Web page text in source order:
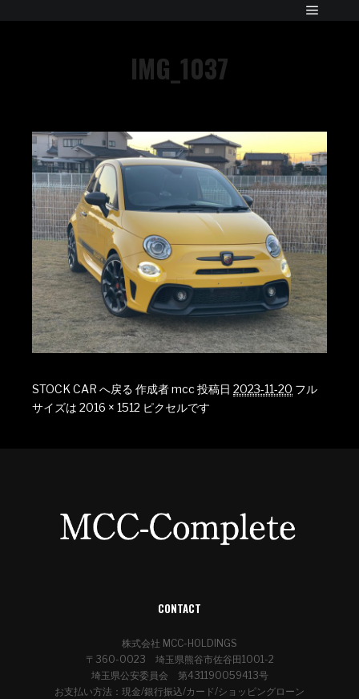
IMG_1037
STOCK CAR へ戻る 作成者mcc投稿日 2023-11-20 フル
サイズは 2016 × 1512 ピクセルです
CONTACT
株式会社 MCC-HOLDINGS
〒360-0023 埼玉県熊谷市佐谷田1001-2
埼玉県公安委員会 第431190059413号
お支払い方法：現金/銀行振込/カード/ショッピングローン